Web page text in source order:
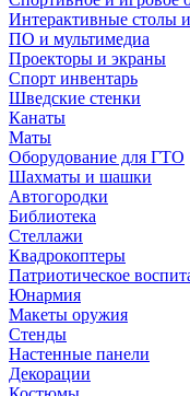
Интерактивные столы
ПО и мультимедиа
Проекторы и экраны
Спорт инвентарь
Шведские стенки
Канаты
Маты
Оборудование для ГТО
Шахматы и шашки
Автогородки
Библиотека
Стеллажи
Квадрокоптеры
Патриотическое
Юнармия
Макеты оружия
Стенды
Настенные панели
Декорации